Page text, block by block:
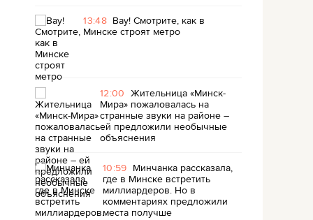
13:48 Вау! Смотрите, как в
Минске строят метро
12:00 Жительница «Минск-
Мира» пожаловалась на
странные звуки на районе –
ей предложили необычные
объяснения
10:59 Минчанка рассказала,
где в Минске встретить
миллиардеров. Но в
комментариях предложили
места получше